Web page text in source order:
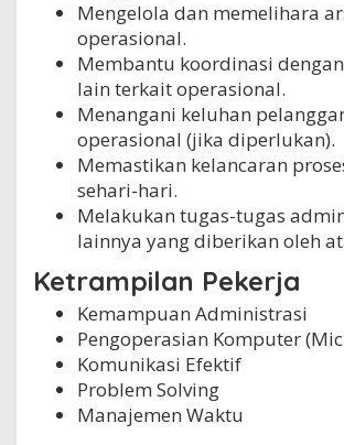
Mengelola dan memelihara
operasional.
Membantu koordinasi
lain terkait operasional.
Menangani keluhan
operasional (jika diperlukan).
Memastikan kelancaran
sehari-hari.
Melakukan tugas-tugas
lainnya yang diberikan oleh
Ketrampilan Pekerja
Kemampuan Administrasi
Pengoperasian Komputer
Komunikasi Efektif
Problem Solving
Manajemen Waktu